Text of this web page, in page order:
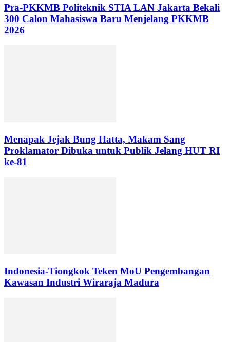
Pra-PKKMB Politeknik STIA LAN Jakarta Bekali
300 Calon Mahasiswa Baru Menjelang PKKMB
2026
Menapak Jejak Bung Hatta, Makam Sang
Proklamator Dibuka untuk Publik Jelang HUT RI
ke-81
Indonesia-Tiongkok Teken MoU Pengembangan
Kawasan Industri Wiraraja Madura